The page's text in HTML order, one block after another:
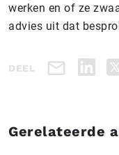
werken en of ze
advies uit dat
DEEL
Gerelateerde